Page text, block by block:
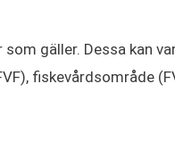
gäller. Dessa kan
fiskevårdsområde